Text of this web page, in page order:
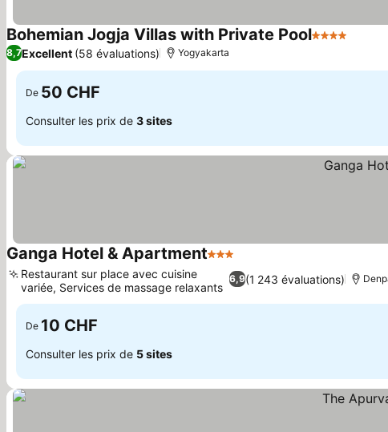
Bohemian Jogja Villas with Private Pool4 Étoiles
8,7Excellent (58 évaluations) Yogyakarta
De 50 CHF
Consulter les prix de 3 sites
Ganga Hotel & Apartment3 Étoiles
6,9(1 243 évaluations)
Restaurant sur place avec cuisine
variée, Services de massage relaxants
De 10 CHF
Consulter les prix de 5 sites